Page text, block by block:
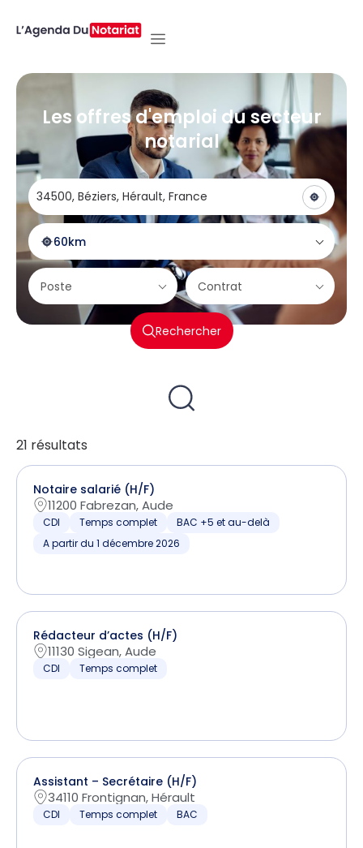
Les offres d'emploi du secteur
notarial
60km
Poste Contrat
Rechercher
21 résultats
Notaire salarié (H/F)
11200 Fabrezan, Aude
CDI Temps complet
BAC +5 et au-delà
A partir du 1 décembre 2026
Rédacteur d’actes (H/F)
11130 Sigean, Aude
CDI Temps complet
Assistant – Secrétaire (H/F)
34110 Frontignan, Hérault
CDI Temps complet BAC